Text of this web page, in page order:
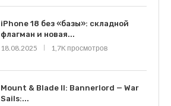
iPhone 18 без «базы»: складной
флагман и новая...
18.08.2025
1,7K просмотров
Mount & Blade II: Bannerlord — War
Sails:...